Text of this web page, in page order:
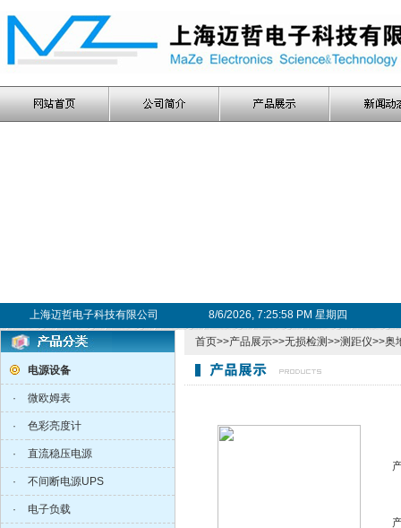
上海迈哲电子科技有限公司 8/6/2026, 7:25:59 PM 星期四
电源设备
· 微欧姆表
· 色彩亮度计
· 直流稳压电源
· 不间断电源UPS
· 电子负载
首页>>产品展示>>无损检测>>测距仪>>奥